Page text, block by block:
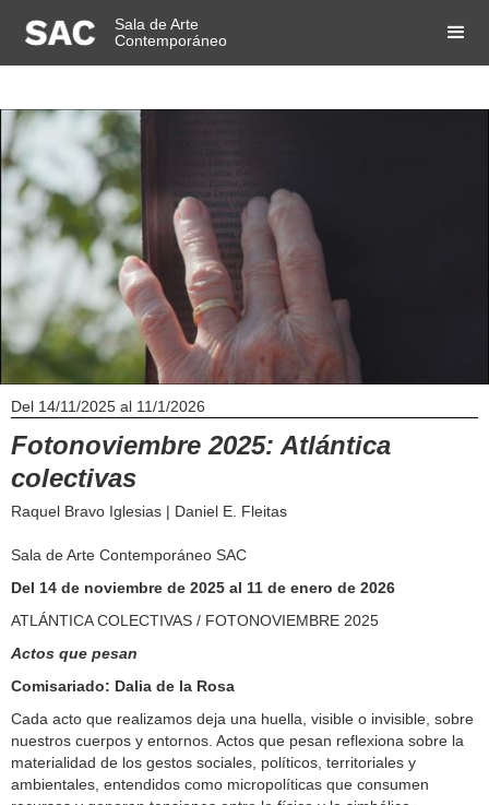
Sala de Arte
Contemporáneo
Del 14/11/2025 al 11/1/2026
Fotonoviembre 2025: Atlántica
colectivas
Raquel Bravo Iglesias | Daniel E. Fleitas
Sala de Arte Contemporáneo SAC
Del 14 de noviembre de 2025 al 11 de enero de 2026
ATLÁNTICA COLECTIVAS / FOTONOVIEMBRE 2025
Actos que pesan
Comisariado: Dalia de la Rosa
Cada acto que realizamos deja una huella, visible o invisible, sobre
nuestros cuerpos y entornos. Actos que pesan reflexiona sobre la
materialidad de los gestos sociales, políticos, territoriales y
ambientales, entendidos como micropolíticas que consumen